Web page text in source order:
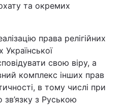
та окремих
права релігійних
Української
свою віру, а
комплекс інших прав
в тому числі при
зв’язку з Руською